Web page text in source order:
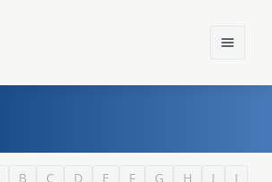
B C D E F G H I
J